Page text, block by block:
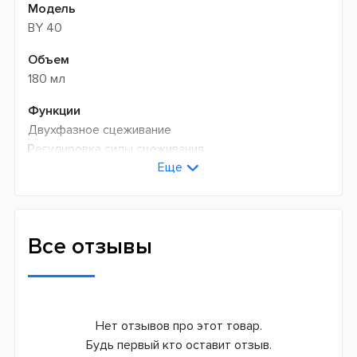
Модель
BY 40
Объем
180 мл
Функции
Двухфазное сцеживание
Регулировка силы сцеживания
12 месяцев
Еще
Все отзывы
Нет отзывов про этот товар.
Будь первый кто оставит отзыв.